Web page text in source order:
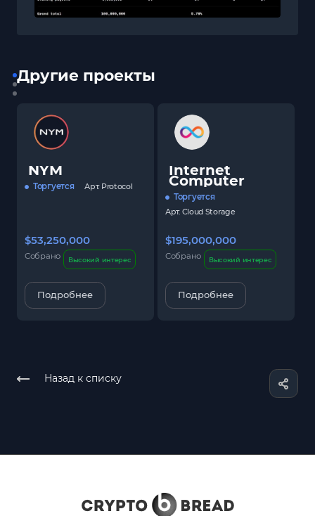
Другие проекты
NYM
Торгуется Арт. Protocol
$53,250,000
Собрано Высокий интерес
Подробнее
Internet
Computer
Торгуется
Арт. Cloud Storage
$195,000,000
Собрано Высокий интерес
Подробнее
Назад к списку